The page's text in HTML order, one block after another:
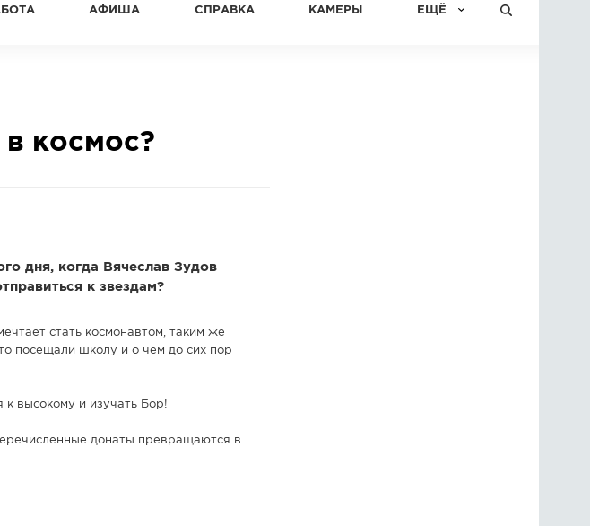
АФИША СПРАВКА КАМЕРЫ ЕЩЁ
космос?
дня, когда Вячеслав Зудов
к звездам?
стать космонавтом, таким же
посещали школу и о чем до сих пор
к высокому и изучать Бор!
донаты превращаются в